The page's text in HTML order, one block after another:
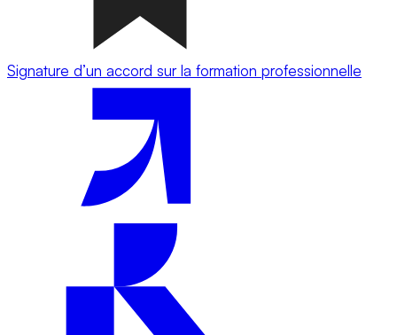
Signature d’un accord sur la formation professionnelle